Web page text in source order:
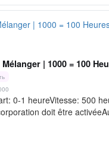
| 1000 = 100
0-1 heureVitesse: 500
doit être